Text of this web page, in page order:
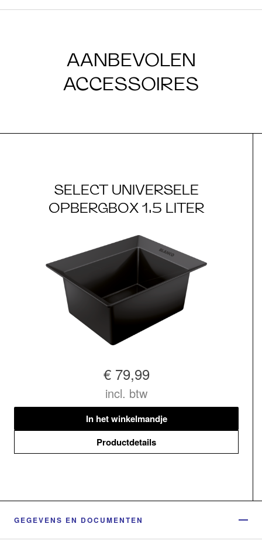
AANBEVOLEN
ACCESSOIRES
SELECT UNIVERSELE
OPBERGBOX 1.5 LITER
€ 79,99
incl. btw
In het winkelmandje
Productdetails
GEGEVENS EN DOCUMENTEN